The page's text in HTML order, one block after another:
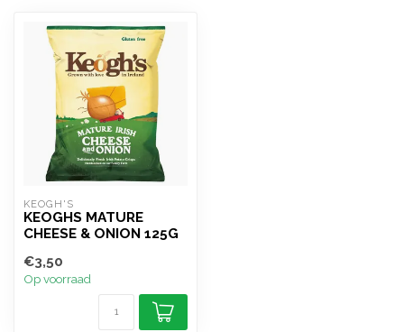
KEOGH'S
KEOGHS MATURE
CHEESE & ONION 125G
€3,50
Op voorraad